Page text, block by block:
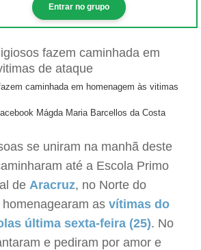
Entrar no grupo
caminhada em homenagem às vitimas
Mágda Maria Barcellos da Costa
se uniram na manhã deste
até a Escola Primo
de Aracruz, no Norte do
as vítimas do
última sexta-feira (25). No
e pediram por amor e